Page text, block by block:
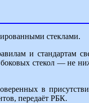
стеклами.
и стандартам
стекол — не
в
передаёт РБК.